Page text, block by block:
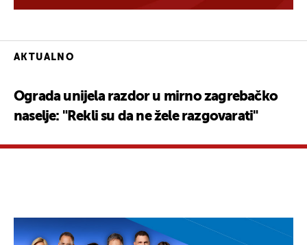
AKTUALNO
Ograda unijela razdor u mirno zagrebačko
naselje: "Rekli su da ne žele razgovarati"